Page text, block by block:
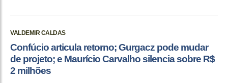
VALDEMIR CALDAS
Confúcio articula retorno; Gurgacz pode mudar
de projeto; e Maurício Carvalho silencia sobre R$
2 milhões